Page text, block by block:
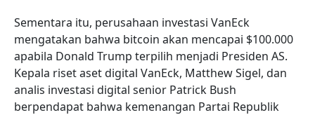
Sementara itu, perusahaan investasi VanEck
mengatakan bahwa bitcoin akan mencapai $100.000
apabila Donald Trump terpilih menjadi Presiden AS.
Kepala riset aset digital VanEck, Matthew Sigel, dan
analis investasi digital senior Patrick Bush
berpendapat bahwa kemenangan Partai Republik